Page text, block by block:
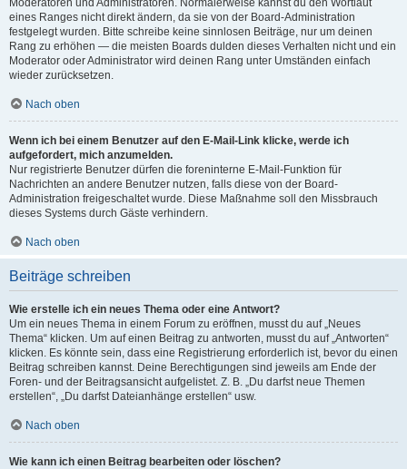
Moderatoren und Administratoren. Normalerweise kannst du den Wortlaut
eines Ranges nicht direkt ändern, da sie von der Board-Administration
festgelegt wurden. Bitte schreibe keine sinnlosen Beiträge, nur um deinen
Rang zu erhöhen — die meisten Boards dulden dieses Verhalten nicht und ein
Moderator oder Administrator wird deinen Rang unter Umständen einfach
wieder zurücksetzen.
Nach oben
Wenn ich bei einem Benutzer auf den E-Mail-Link klicke, werde ich
aufgefordert, mich anzumelden.
Nur registrierte Benutzer dürfen die foreninterne E-Mail-Funktion für
Nachrichten an andere Benutzer nutzen, falls diese von der Board-
Administration freigeschaltet wurde. Diese Maßnahme soll den Missbrauch
dieses Systems durch Gäste verhindern.
Nach oben
Beiträge schreiben
Wie erstelle ich ein neues Thema oder eine Antwort?
Um ein neues Thema in einem Forum zu eröffnen, musst du auf „Neues
Thema“ klicken. Um auf einen Beitrag zu antworten, musst du auf „Antworten“
klicken. Es könnte sein, dass eine Registrierung erforderlich ist, bevor du einen
Beitrag schreiben kannst. Deine Berechtigungen sind jeweils am Ende der
Foren- und der Beitragsansicht aufgelistet. Z. B. „Du darfst neue Themen
erstellen“, „Du darfst Dateianhänge erstellen“ usw.
Nach oben
Wie kann ich einen Beitrag bearbeiten oder löschen?